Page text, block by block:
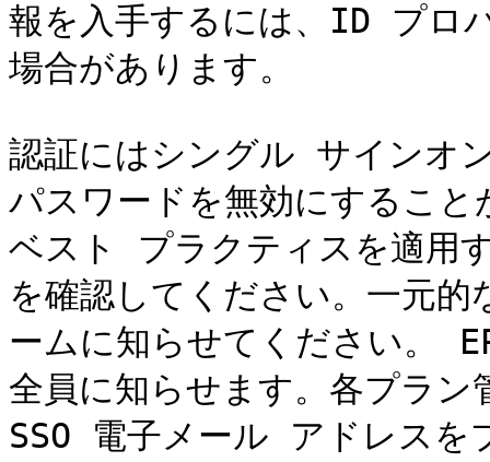
報を入手するには、ID プロ
場合があります。
認証にはシングル サインオ
パスワードを無効にするこ
ベスト プラクティスを適用
を確認してください。一元
ームに知らせてください。
全員に知らせます。各プラ
SSO 電子メール アドレス